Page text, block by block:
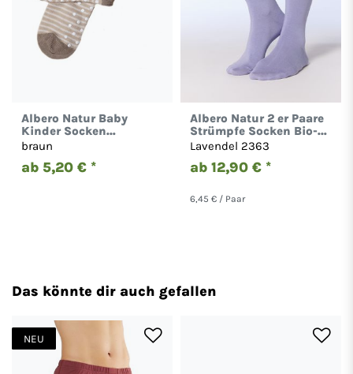
Albero Natur Baby
Kinder Socken
Stoppersocken Bio-
braun
ab 5,20 € *
Albero Natur 2 er Paare
Strümpfe Socken Bio-
Baumwolle Damen
Lavendel 2363
ab 12,90 € *
6,45 € / Paar
Das könnte dir auch gefallen
NEU